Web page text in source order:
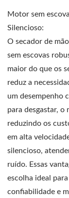
Motor sem
Silencioso:
O secador de
sem escovas
maior do que os
reduz a
um desempenho
para desgastar,
reduzindo os
em alta
silencioso,
ruído. Essas
escolha ideal
confiabilidade e